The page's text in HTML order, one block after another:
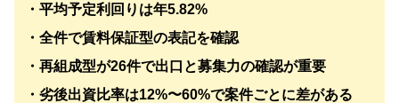
・平均予定利回りは年5.82%
・全件で賃料保証型の表記を確認
・再組成型が26件で出口と募集力の確認が重要
・劣後出資比率は12%〜60%で案件ごとに差がある